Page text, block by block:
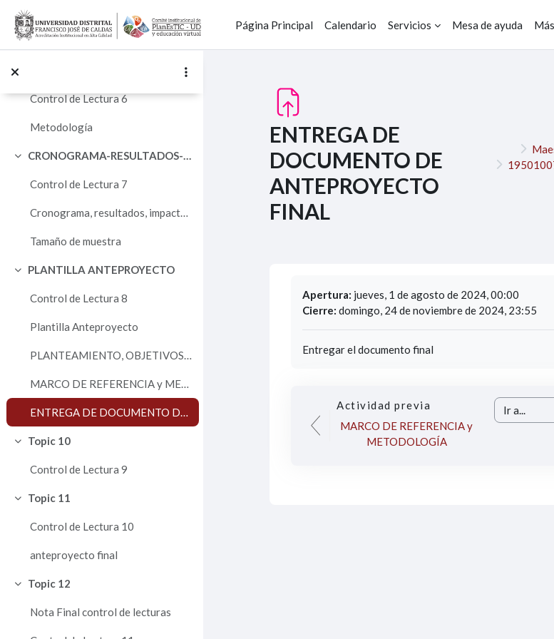
Salta al contenido principal
Página Principal
Calendario Servicios Mesa de ayuda Más
Control de Lectura 5
Hipótesis
Colapsar
METODOLOGÍA DE LA INVESTIGACIÓN
Control de Lectura 6
Metodología
Colapsar
CRONOGRAMA-RESULTADOS-IMPACTO-PRESUPUESTO
Control de Lectura 7
Cronograma, resultados, impacto, recursos
Tamaño de muestra
Colapsar
PLANTILLA ANTEPROYECTO
Control de Lectura 8
Plantilla Anteproyecto
PLANTEAMIENTO, OBJETIVOS Y JUSTIFICACION
MARCO DE REFERENCIA y METODOLOGÍA
ENTREGA DE DOCUMENTO DE ANTEPROYECTO FINAL
Colapsar
Topic 10
Control de Lectura 9
Colapsar
Topic 11
Control de Lectura 10
anteproyecto final
Colapsar
Topic 12
Nota Final control de lecturas
ENTREGA DE
DOCUMENTO DE
ANTEPROYECTO
FINAL
Apertura: jueves, 1 de agosto de 2024, 00:00
Cierre: domingo, 24 de noviembre de 2024, 23:55
Entregar el documento final
Actividad previa
MARCO DE REFERENCIA y
METODOLOGÍA
Ir a...